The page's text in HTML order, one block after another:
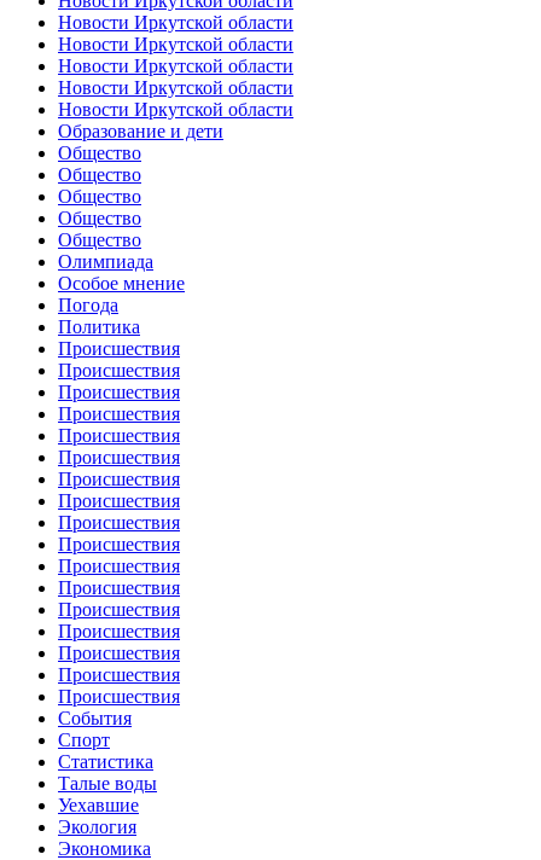
Новости Иркутской области
Новости Иркутской области
Новости Иркутской области
Новости Иркутской области
Новости Иркутской области
Образование и дети
Общество
Общество
Общество
Общество
Общество
Олимпиада
Особое мнение
Погода
Политика
Происшествия
Происшествия
Происшествия
Происшествия
Происшествия
Происшествия
Происшествия
Происшествия
Происшествия
Происшествия
Происшествия
Происшествия
Происшествия
Происшествия
Происшествия
Происшествия
Происшествия
События
Спорт
Статистика
Талые воды
Уехавшие
Экология
Экономика